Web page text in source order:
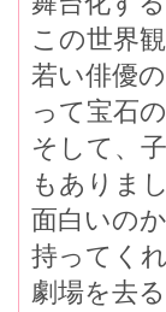
この世界
若い俳優
って宝石
そして、
もありまし
面白いの
持ってく
劇場を去